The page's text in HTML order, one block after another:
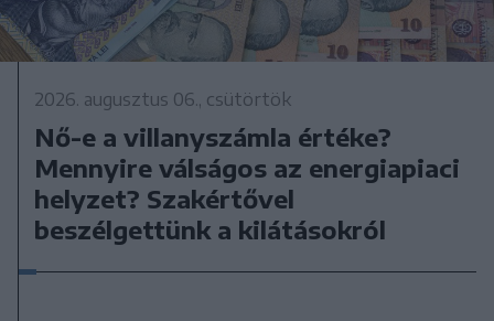
2026. augusztus 06., csütörtök
Nő-e a villanyszámla értéke?
Mennyire válságos az energiapiaci
helyzet? Szakértővel
beszélgettünk a kilátásokról